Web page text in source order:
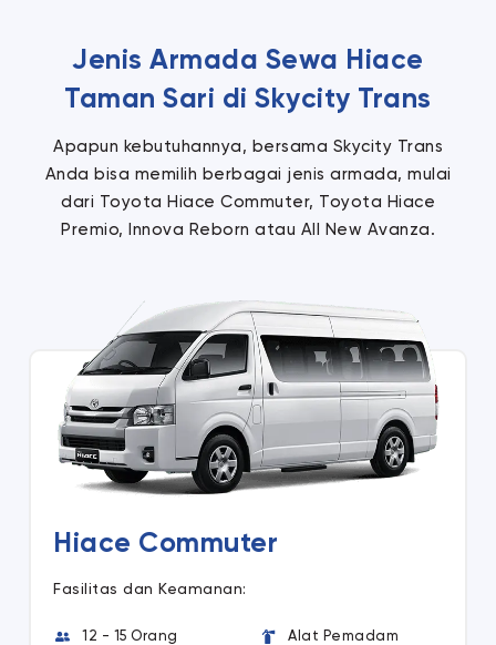
Jenis Armada Sewa Hiace
Taman Sari di Skycity Trans
Apapun kebutuhannya, bersama Skycity Trans
Anda bisa memilih berbagai jenis armada, mulai
dari Toyota Hiace Commuter, Toyota Hiace
Premio, Innova Reborn atau All New Avanza.
Hiace Commuter
Fasilitas dan Keamanan:
12 - 15 Orang Alat Pemadam